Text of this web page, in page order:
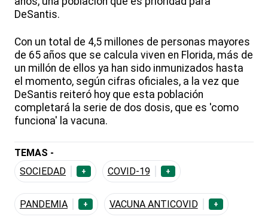
DeSantis.
Con un total de 4,5 millones de personas mayores
de 65 años que se calcula viven en Florida, más de
un millón de ellos ya han sido inmunizados hasta
el momento, según cifras oficiales, a la vez que
DeSantis reiteró hoy que esta población
completará la serie de dos dosis, que es 'como
funciona' la vacuna.
TEMAS -
SOCIEDAD
+ COVID-19 +
PANDEMIA + VACUNA ANTICOVID +